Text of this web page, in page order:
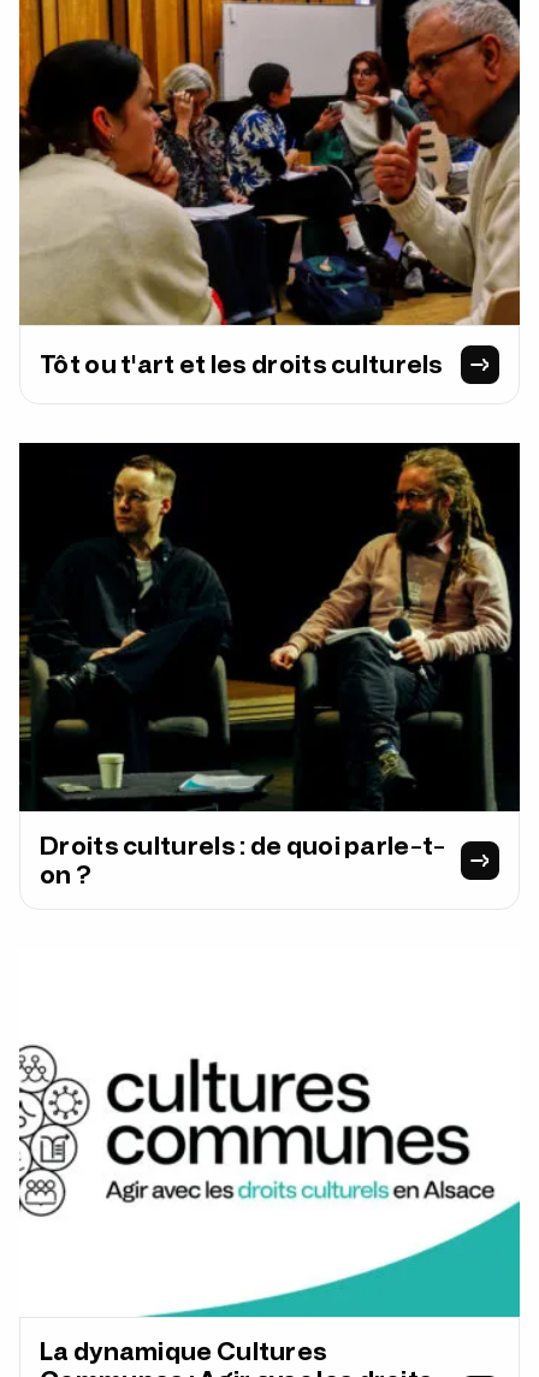
Tôt ou t'art et les droits culturels
Droits culturels : de quoi parle-t-
on ?
La dynamique Cultures